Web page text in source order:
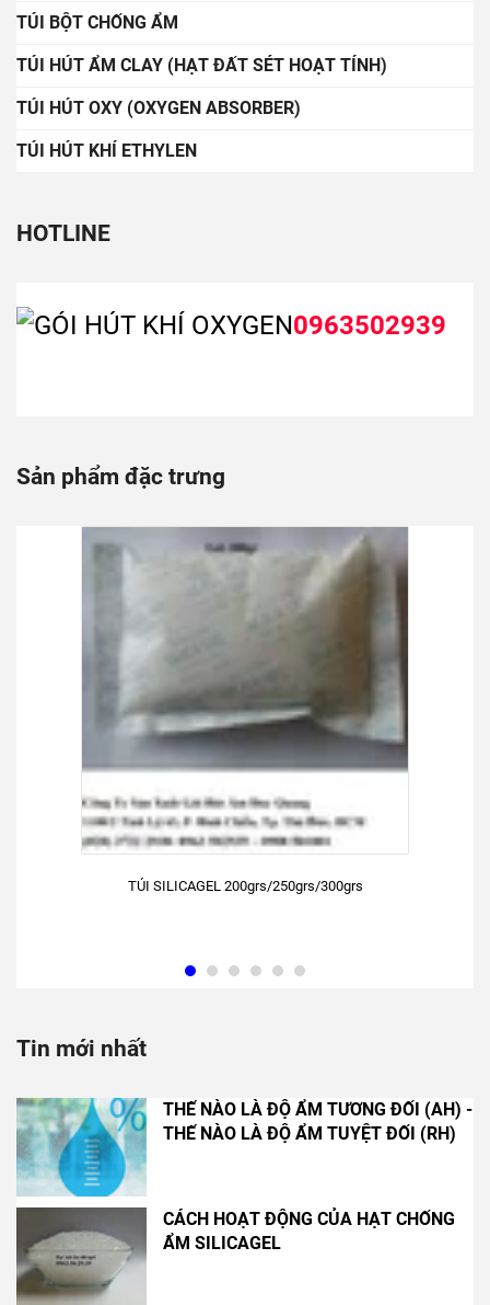
TÚI BỘT CHỐNG ẨM
TÚI HÚT ẨM CLAY (HẠT ĐẤT SÉT HOẠT TÍNH)
TÚI HÚT OXY (OXYGEN ABSORBER)
TÚI HÚT KHÍ ETHYLEN
HOTLINE
0963502939
Sản phẩm đặc trưng
TÚI SILICAGEL 200grs/250grs/300grs
Tin mới nhất
THẾ NÀO LÀ ĐỘ ẨM TƯƠNG ĐỐI (AH) -
THẾ NÀO LÀ ĐỘ ẨM TUYỆT ĐỐI (RH)
CÁCH HOẠT ĐỘNG CỦA HẠT CHỐNG
ẨM SILICAGEL